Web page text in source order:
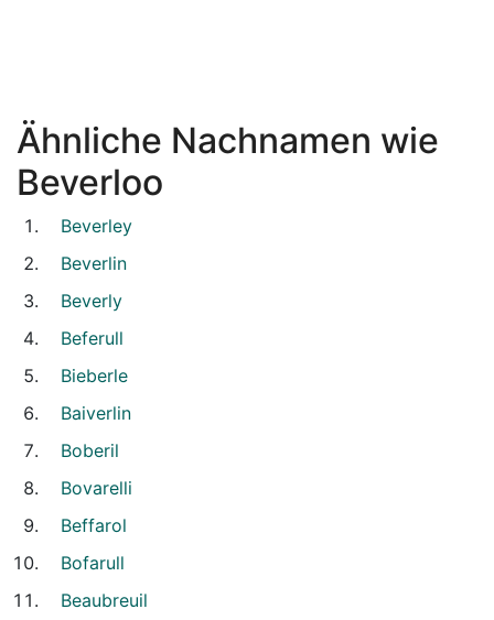
Ähnliche Nachnamen wie
Beverloo
Beverley
Beverlin
Beverly
Beferull
Bieberle
Baiverlin
Boberil
Bovarelli
Beffarol
Bofarull
Beaubreuil